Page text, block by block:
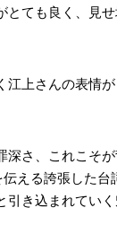
ても良く、見
上さんの表情
さ、これこそ
える誇張した台
き込まれてい